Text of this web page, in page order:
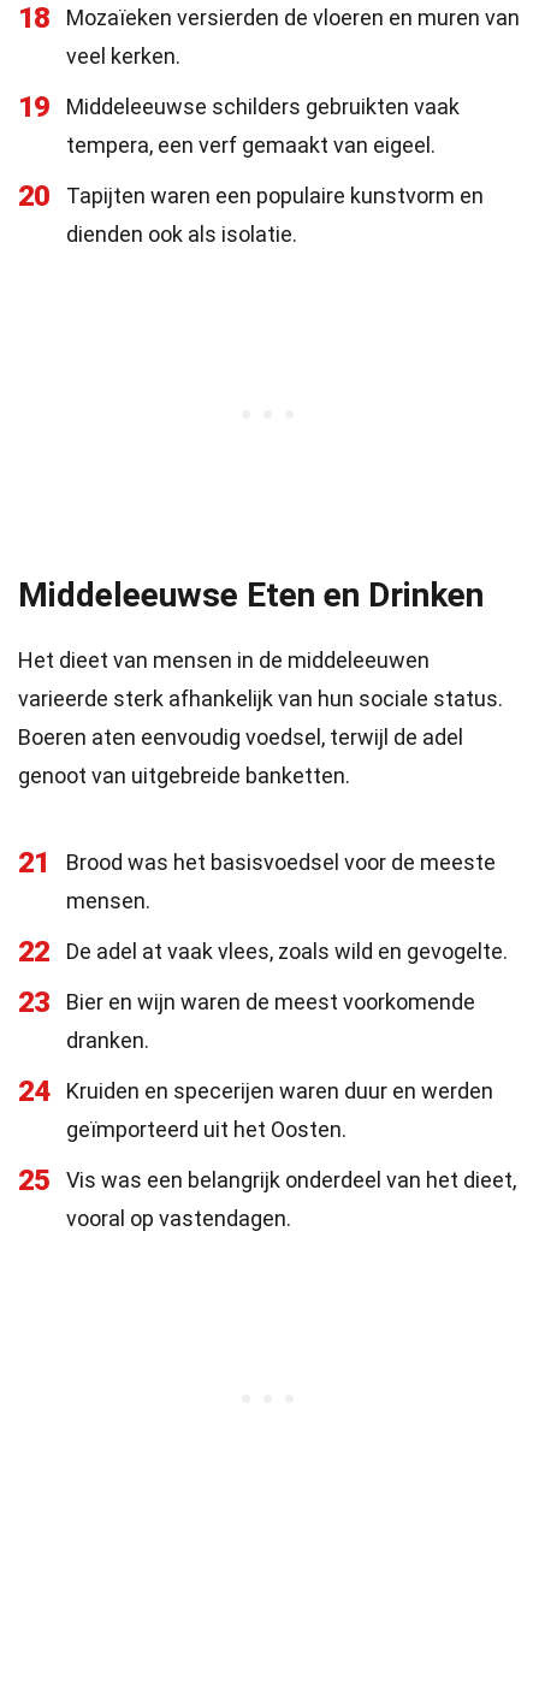
18
Mozaïeken versierden de vloeren en muren van
veel kerken.
19
Middeleeuwse schilders gebruikten vaak
tempera, een verf gemaakt van eigeel.
20
Tapijten waren een populaire kunstvorm en
dienden ook als isolatie.
Middeleeuwse Eten en Drinken
Het dieet van mensen in de middeleeuwen
varieerde sterk afhankelijk van hun sociale status.
Boeren aten eenvoudig voedsel, terwijl de adel
genoot van uitgebreide banketten.
21
Brood was het basisvoedsel voor de meeste
mensen.
22 De adel at vaak vlees, zoals wild en gevogelte.
23
Bier en wijn waren de meest voorkomende
dranken.
24
Kruiden en specerijen waren duur en werden
geïmporteerd uit het Oosten.
25
Vis was een belangrijk onderdeel van het dieet,
vooral op vastendagen.